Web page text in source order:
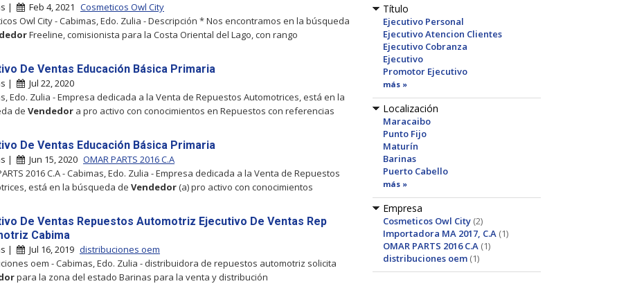
Título
Ejecutivo Personal
Ejecutivo Atencion Clientes
Ejecutivo Cobranza
Ejecutivo
Promotor Ejecutivo
más »
Localización
Maracaibo
Punto Fijo
Maturín
Barinas
Puerto Cabello
más »
Empresa
Cosmeticos Owl City (2)
Importadora MA 2017, C.A (1)
OMAR PARTS 2016 C.A (1)
distribuciones oem (1)
| Feb 4, 2021 Cosmeticos Owl City
Owl City - Cabimas, Edo. Zulia - Descripción * Nos encontramos en la búsqueda
Freeline, comisionista para la Costa Oriental del Lago, con rango
De Ventas Educación Básica Primaria
|
Jul 22, 2020
Edo. Zulia - Empresa dedicada a la Venta de Repuestos Automotrices, está en la
de Vendedor a pro activo con conocimientos en Repuestos con referencias
De Ventas Educación Básica Primaria
| Jun 15, 2020 OMAR PARTS 2016 C.A
2016 C.A - Cabimas, Edo. Zulia - Empresa dedicada a la Venta de Repuestos
está en la búsqueda de Vendedor(a) pro activo con conocimientos
De Ventas Repuestos Automotriz Ejecutivo De Ventas Rep
Cabima
| Jul 16, 2019 distribuciones oem
oem - Cabimas, Edo. Zulia - distribuidora de repuestos automotriz solicita
para la zona del estado Barinas para la venta y distribución